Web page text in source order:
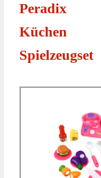
Peradix
Küchen
Spielzeugset